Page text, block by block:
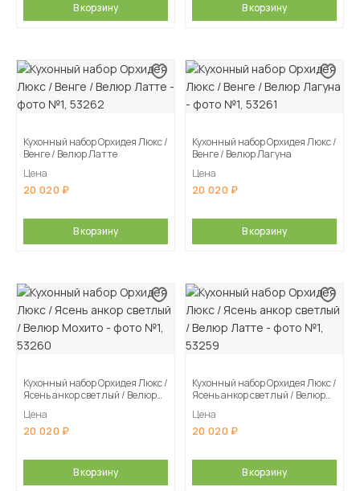
В корзину В корзину
Кухонный набор Орхидея Люкс /
Венге / Велюр Латте
Цена
20 020
В корзину
Кухонный набор Орхидея Люкс /
Венге / Велюр Лагуна
Цена
20 020
В корзину
Кухонный набор Орхидея Люкс /
Ясень анкор светлый / Велюр
Цена
20 020
В корзину
Кухонный набор Орхидея Люкс /
Ясень анкор светлый / Велюр
Цена
20 020
В корзину